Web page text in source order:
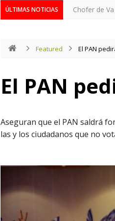
ÚLTIMAS NOTICIAS Chofer de
Featured El PAN
El PAN
Aseguran que el PAN saldrá
las y los ciudadanos que no